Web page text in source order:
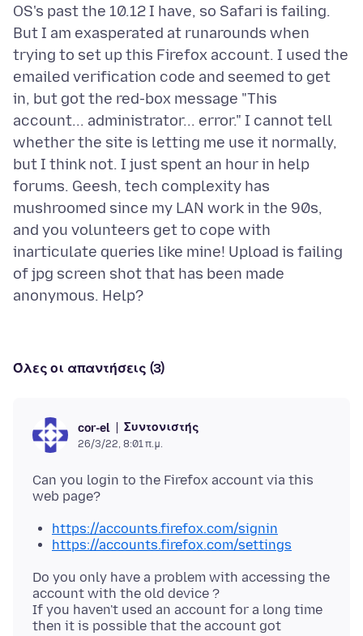
OS's past the 10.12 I have, so Safari is failing.
But I am exasperated at runarounds when
trying to set up this Firefox account. I used the
emailed verification code and seemed to get
in, but got the red-box message "This
account... administrator... error." I cannot tell
whether the site is letting me use it normally,
but I think not. I just spent an hour in help
forums. Geesh, tech complexity has
mushroomed since my LAN work in the 90s,
and you volunteers get to cope with
inarticulate queries like mine! Upload is failing
of jpg screen shot that has been made
Όλες οι απαντήσεις (3)
cor-el Συντονιστής
26/3/22, 8:01 π.μ.
Can you login to the Firefox account via this
https://accounts.firefox.com/signin
https://accounts.firefox.com/settings
Do you only have a problem with accessing the
account with the old device ?
If you haven't used an account for a long time
then it is possible that the account got